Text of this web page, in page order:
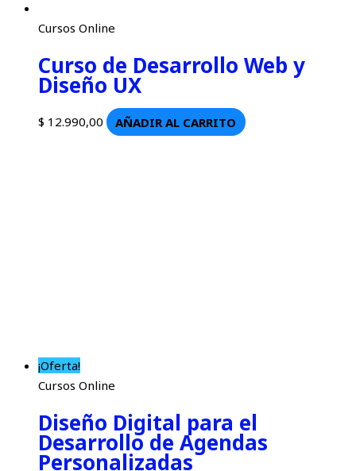
Cursos Online
Curso de Desarrollo Web y
Diseño UX
$ 12.990,00 AÑADIR AL CARRITO
¡Oferta!
Cursos Online
Diseño Digital para el
Desarrollo de Agendas
Personalizadas